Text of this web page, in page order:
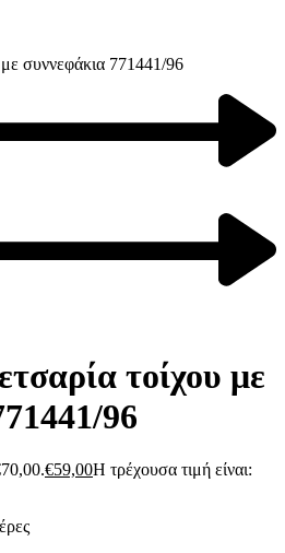
συννεφάκια 771441/96
τοίχου με
96
€59,00Η τρέχουσα τιμή είναι: